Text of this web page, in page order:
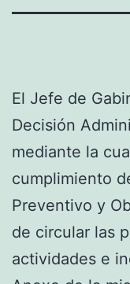
El Jefe de
Decisión
mediante la
cumplimiento
Preventivo y
de circular las
actividades e